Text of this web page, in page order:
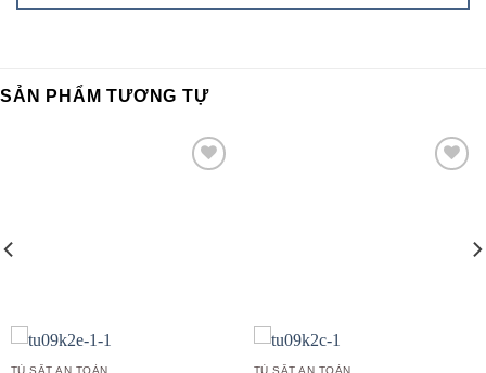
SẢN PHẨM TƯƠNG TỰ
TỦ SẮT AN TOÀN TỦ SẮT AN TOÀN